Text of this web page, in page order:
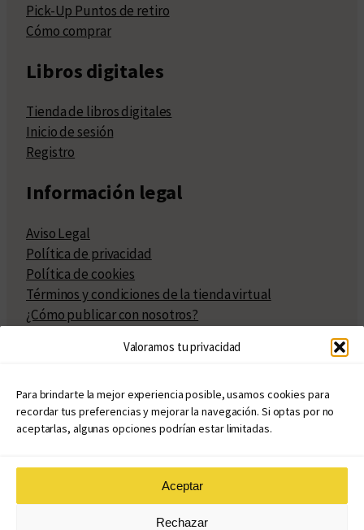
Valoramos tu privacidad
Para brindarte la mejor experiencia posible, usamos cookies para
recordar tus preferencias y mejorar la navegación. Si optas por no
aceptarlas, algunas opciones podrían estar limitadas.
Aceptar
Rechazar
Pick-Up Puntos de retiro
Cómo comprar
Libros digitales
Tienda de libros digitales
Inicio de sesión
Registro
Información legal
Aviso Legal
Política de privacidad
Política de cookies
Términos y condiciones de la tienda virtual
¿Cómo publicar con nosotros?
Políticas de publicación
Políticas de coedición
Atribuciones